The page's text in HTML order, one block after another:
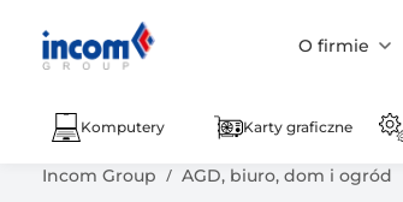
O firmie
Komputery Karty graficzne
Incom Group AGD, biuro, dom i ogród